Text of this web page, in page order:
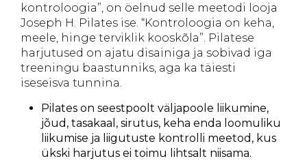
kontroloogia”, on öelnud selle meetodi looja
Joseph H. Pilates ise. “Kontroloogia on keha,
meele, hinge terviklik kooskõla”. Pilatese
harjutused on ajatu disainiga ja sobivad iga
treeningu baastunniks, aga ka täiesti
iseseisva tunnina.
Pilates on seestpoolt väljapoole liikumine,
jõud, tasakaal, sirutus, keha enda loomuliku
liikumise ja liigutuste kontrolli meetod, kus
ükski harjutus ei toimu lihtsalt niisama.